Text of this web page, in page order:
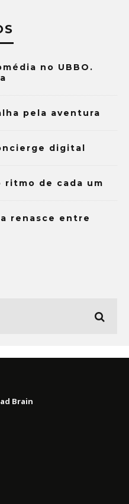
no UBBO.
pela aventura
digital
ritmo de cada um
renasce entre
Brain